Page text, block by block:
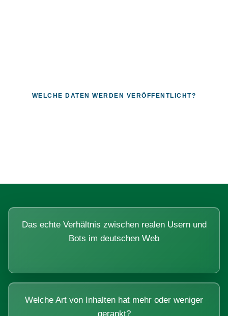
WELCHE DATEN WERDEN VERÖFFENTLICHT?
Das echte Verhältnis zwischen realen Usern und
Bots im deutschen Web
Welche Art von Inhalten hat mehr oder weniger
gerankt?